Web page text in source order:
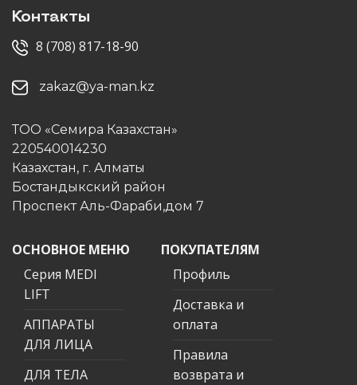
Контакты
8 (708) 817-18-90
zakaz@ya-man.kz
ТОО «Семира Казахстан»
220540014230
Казахстан, г. Алматы
Бостандыкский район
Проспект Аль-Фараби,дом 7
ОСНОВНОЕ МЕНЮ
Серия MEDI
LIFT
АППАРАТЫ
ДЛЯ ЛИЦА
ДЛЯ ТЕЛА
ПОКУПАТЕЛЯМ
Профиль
Доставка и
оплата
Правила
возврата и